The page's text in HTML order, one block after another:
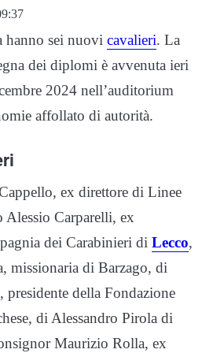
hanno sei nuovi cavalieri. La
dei diplomi è avvenuta ieri
2024 nell’auditorium
affollato di autorità.
ex direttore di Linee
Carparelli, ex
dei Carabinieri di Lecco,
missionaria di Barzago, di
presidente della Fondazione
di Alessandro Pirola di
Maurizio Rolla, ex